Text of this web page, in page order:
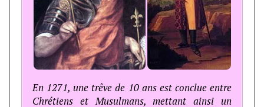
En 1271, une trêve de 10 ans est conclue entre
Chrétiens et Musulmans, mettant ainsi un